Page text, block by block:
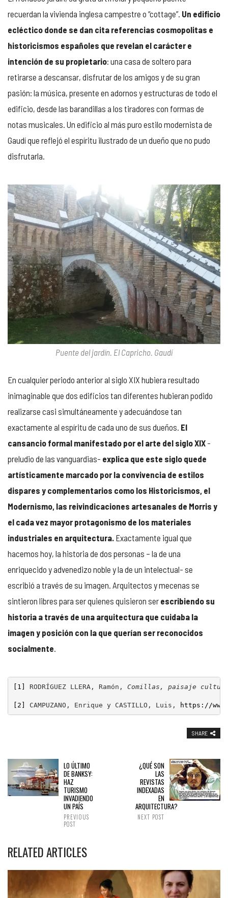
recuerdan la vivienda inglesa campestre o “cottage”. Un edificio
ecléctico donde se dan cita referencias cosmopolitas e
historicismos españoles que revelan el carácter e
intención de su propietario: una casa de soltero para
retirarse a descansar, disfrutar de los amigos y de su gran
pasión: la música, presente en adornos y estructuras de todo el
edificio, desde las barandillas a los tiradores con formas de
notas musicales. Un edificio al más puro estilo modernista de
Gaudí que reflejó el espíritu ilustrado de un dueño que no pudo
disfrutarla.
Puente del jardín. El Capricho. Gaudí
En cualquier periodo anterior al siglo XIX hubiera resultado
inimaginable que dos edificios tan diferentes hubieran podido
realizarse casi simultáneamente y adecuándose tan
exactamente al espíritu de cada uno de sus dueños. El
cansancio formal manifestado por el arte del siglo XIX -
preludio de las vanguardias- explica que este siglo quede
artísticamente marcado por la convivencia de estilos
dispares y complementarios como los Historicismos, el
Modernismo, las reivindicaciones artesanales de Morris y
el cada vez mayor protagonismo de los materiales
industriales en arquitectura. Exactamente igual que
hacemos hoy, la historia de dos personas – la de una
enriquecido y advenedizo noble y la de un intelectual- se
escribió a través de su imagen. Arquitectos y mecenas se
sintieron libres para ser quienes quisieron ser escribiendo su
historia a través de una arquitectura que cuidaba la
imagen y posición con la que querían ser reconocidos
socialmente.
[1] RODRÍGUEZ LLERA, Ramón, Comillas, paisaje
[2] CAMPUZANO, Enrique y CASTILLO, Luis, https://
SHARE
LO ÚLTIMO
DE BANKSY:
HAZ
TURISMO
INVADIENDO
UN PAÍS
PREVIOUS
POST
¿QUÉ SON
LAS
REVISTAS
INDEXADAS
EN
ARQUITECTURA?
NEXT POST
RELATED ARTICLES